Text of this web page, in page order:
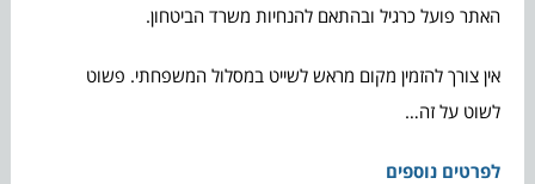
האתר פועל כרגיל ובהתאם להנחיות משרד הביטחון.
אין צורך להזמין מקום מראש לשייט במסלול המשפחתי. פשוט
לשוט על זה…
לפרטים נוספים